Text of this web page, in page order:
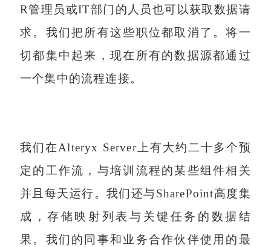
R管理员或IT部门的人员也可以获取数据请
求。我们把所有这些职位都取消了。将一
切都集中起来，现在所有的数据源都通过
一个集中的流程连接。
我们在Alteryx Server上有大约二十多个预
定的工作流，与培训流程的某些组件相关
并且每天运行。我们还与SharePoint高度集
成，存储映射列表与关键任务的数据结
果。我们的同事和业务合作伙伴使用的最